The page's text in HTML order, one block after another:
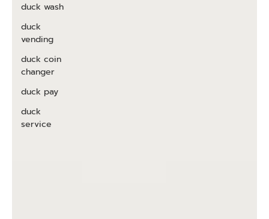
duck wash
duck
vending
duck coin
changer
duck pay
duck
service